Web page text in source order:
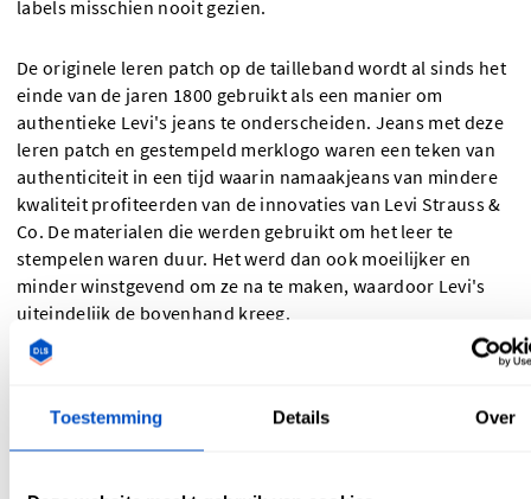
Toestemming Details Over
labels misschien nooit gezien.
De originele leren patch op de tailleband wordt al sinds het
einde van de jaren 1800 gebruikt als een manier om
authentieke Levi's jeans te onderscheiden. Jeans met deze
leren patch en gestempeld merklogo waren een teken van
authenticiteit in een tijd waarin namaakjeans van mindere
kwaliteit profiteerden van de innovaties van Levi Strauss &
Co. De materialen die werden gebruikt om het leer te
stempelen waren duur. Het werd dan ook moeilijker en
minder winstgevend om ze na te maken, waardoor Levi's
uiteindelijk de bovenhand kreeg.
Sinds het begin zijn er vele versies van het ontwerp op de
van de rest. De allereerste Levi's lederen patch had een
geschreven verklaring als bewijs van de duurzaamheid en